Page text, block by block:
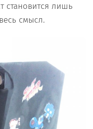
становится лишь
смысл.